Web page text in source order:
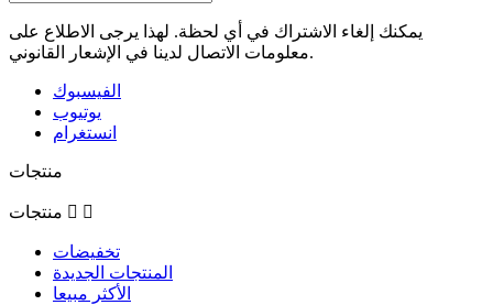
يمكنك إلغاء الاشتراك في أي لحظة. لهذا يرجى الاطلاع على
معلومات الاتصال لدينا في الإشعار القانوني.
الفيسبوك
يوتيوب
انستغرام
منتجات
منتجات  
تخفيضات
المنتجات الجديدة
الأكثر مبيعا